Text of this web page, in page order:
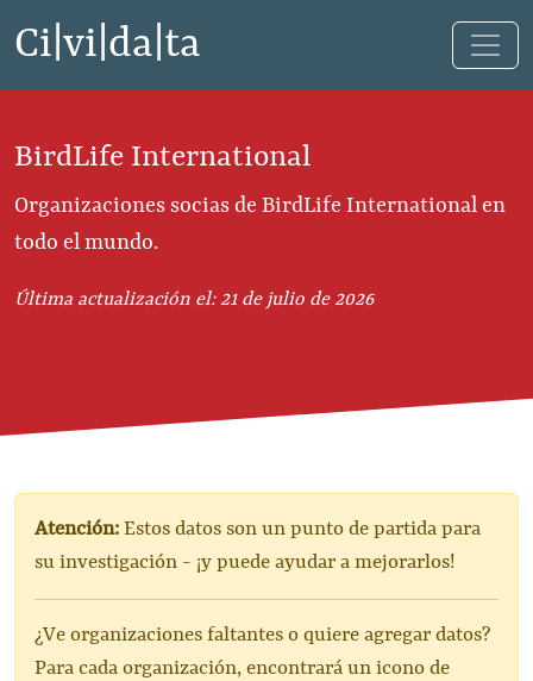
Ci|vi|da|ta
BirdLife International
Organizaciones socias de BirdLife International en
todo el mundo.
Última actualización el: 21 de julio de 2026
Atención: Estos datos son un punto de partida para
su investigación - ¡y puede ayudar a mejorarlos!
¿Ve organizaciones faltantes o quiere agregar datos?
Para cada organización, encontrará un icono de